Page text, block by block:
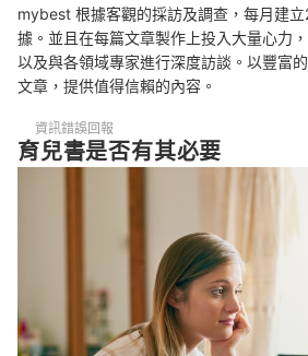
育兒書籍帶給我們的啟發
總結
mybest 根據客觀的採訪及調查，每月建
據。並且在每篇文章製作上投入大量心力
以及與各領域專家進行深度訪談。以豐富
文章，提供值得信賴的內容。
資訊錯誤回報
育兒書是否有其必要